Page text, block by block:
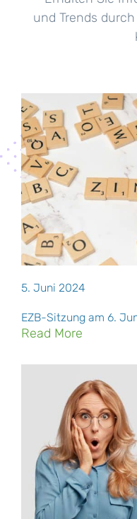
und Trends durch
5. Juni 2024
EZB-Sitzung am 6.
Read More